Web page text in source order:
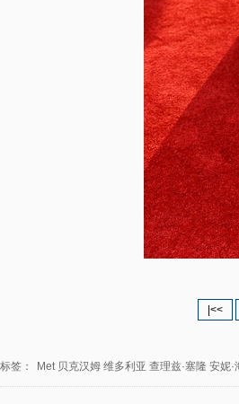
|<<
标签： Met 贝克汉姆 维多利亚 查理兹·塞隆 安妮·